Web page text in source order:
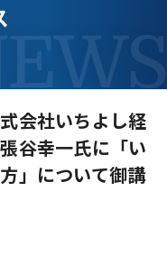
会社いちよし経
谷幸一氏に「い
」について御講